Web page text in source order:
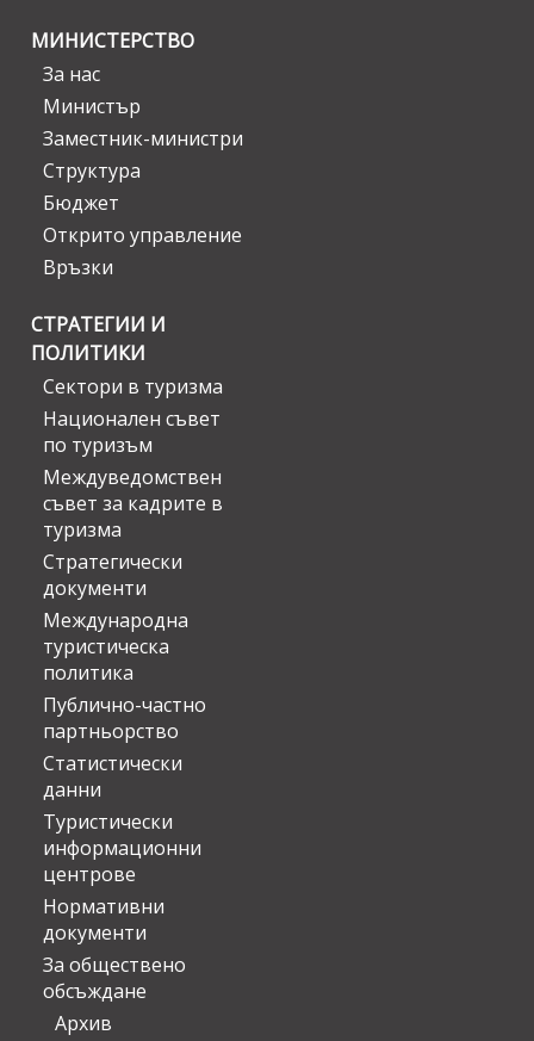
МИНИСТЕРСТВО
За нас
Министър
Заместник-министри
Структура
Бюджет
Открито управление
Връзки
СТРАТЕГИИ И
ПОЛИТИКИ
Сектори в туризма
Национален съвет
по туризъм
Междуведомствен
съвет за кадрите в
туризма
Стратегически
документи
Международна
туристическа
политика
Публично-частно
партньорство
Статистически
данни
Туристически
информационни
центрове
Нормативни
документи
За обществено
обсъждане
Архив